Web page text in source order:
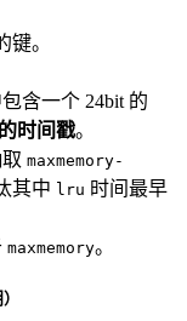
。
含一个 24bit 的
时间戳。
maxmemory-
其中 lru 时间最早
maxmemory。